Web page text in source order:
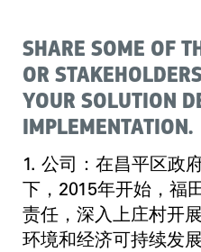
SHARE SOME OF
OR
YOUR SOLUTION
IMPLEMENTATION.
1. 公司：在昌平区政
下，2015年开始，福
责任，深入上庄村开
环境和经济可持续发